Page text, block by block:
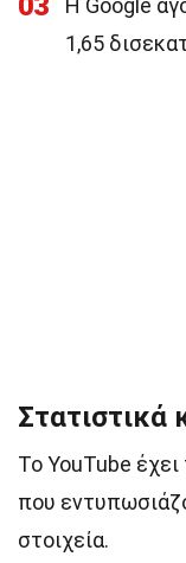
Η Google
1,65
Στατιστικά
Το YouTube έχει
που
στοιχεία.